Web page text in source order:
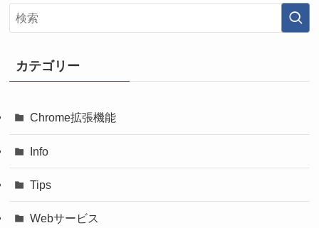
カテゴリー
Chrome拡張機能
Info
Tips
Webサービス